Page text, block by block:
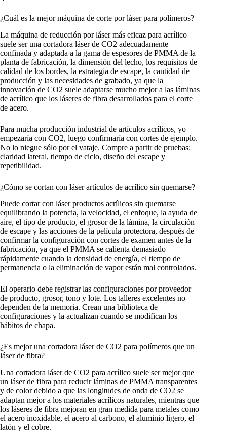
¿Cuál es la mejor máquina de corte por láser para polímeros?
La máquina de reducción por láser más eficaz para acrílico
suele ser una cortadora láser de CO2 adecuadamente
confinada y adaptada a la gama de espesores de PMMA de la
planta de fabricación, la dimensión del lecho, los requisitos de
calidad de los bordes, la estrategia de escape, la cantidad de
producción y las necesidades de grabado, ya que la
innovación de CO2 suele adaptarse mucho mejor a las láminas
de acrílico que los láseres de fibra desarrollados para el corte
de acero.
Para mucha producción industrial de artículos acrílicos, yo
empezaría con CO2, luego confirmaría con cortes de ejemplo.
No lo niegue sólo por el vataje. Compre a partir de pruebas:
claridad lateral, tiempo de ciclo, diseño del escape y
repetibilidad.
¿Cómo se cortan con láser artículos de acrílico sin quemarse?
Puede cortar con láser productos acrílicos sin quemarse
equilibrando la potencia, la velocidad, el enfoque, la ayuda de
aire, el tipo de producto, el grosor de la lámina, la circulación
de escape y las acciones de la película protectora, después de
confirmar la configuración con cortes de examen antes de la
fabricación, ya que el PMMA se calienta demasiado
rápidamente cuando la densidad de energía, el tiempo de
permanencia o la eliminación de vapor están mal controlados.
El operario debe registrar las configuraciones por proveedor
de producto, grosor, tono y lote. Los talleres excelentes no
dependen de la memoria. Crean una biblioteca de
configuraciones y la actualizan cuando se modifican los
hábitos de chapa.
¿Es mejor una cortadora láser de CO2 para polímeros que un
láser de fibra?
Una cortadora láser de CO2 para acrílico suele ser mejor que
un láser de fibra para reducir láminas de PMMA transparentes
y de color debido a que las longitudes de onda de CO2 se
adaptan mejor a los materiales acrílicos naturales, mientras que
los láseres de fibra mejoran en gran medida para metales como
el acero inoxidable, el acero al carbono, el aluminio ligero, el
latón y el cobre.